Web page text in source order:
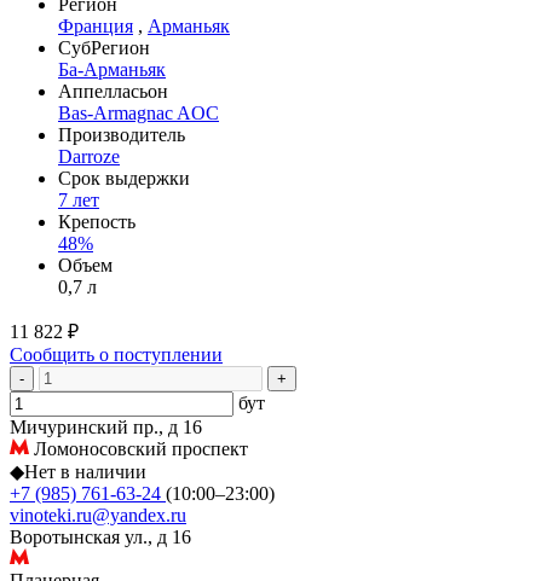
Франция , Арманьяк
СубРегион
Ба-Арманьяк
Аппелласьон
Bas-Armagnac AOC
Производитель
Darroze
Срок выдержки
7 лет
Крепость
48%
Объем
0,7 л
11 822 ₽
Сообщить о поступлении
- +
бут
Мичуринский пр., д 16
Ломоносовский проспект
◆Нет в наличии
+7 (985) 761-63-24 (10:00–23:00)
vinoteki.ru@yandex.ru
Воротынская ул., д 16